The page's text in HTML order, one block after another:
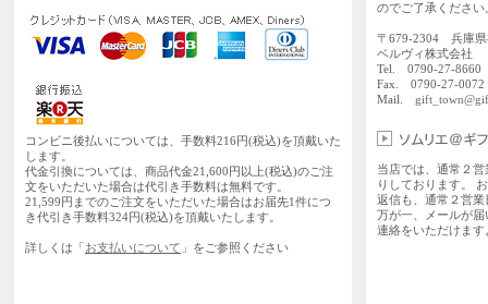
コンビニ後払いについては、手数料216円(税込)を頂戴いた
します。
代金引換については、商品代金21,600円以上(税込)のご注
文をいただいた場合は代引き手数料は無料です。
21,599円までのご注文をいただいた場合はお届先1件につ
き代引き手数料324円(税込)を頂戴いたします。
詳しくは「お支払いについて 」をご参照ください
のでご了承ください
〒679-2304 兵庫県
ベルヴィ株式会社
Tel. 0790-27-
Fax. 0790-27-0072
Mail.
当店では、通常２
りしております。
返信も、通常２営
万が一、メールが
連絡をいただけま